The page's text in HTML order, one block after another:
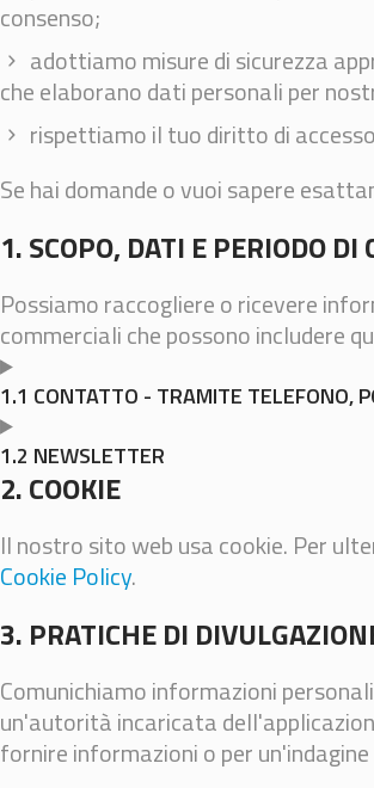
consenso;
adottiamo misure di sicurezza
che elaborano dati personali per
rispettiamo il tuo diritto di
Se hai domande o vuoi sapere
1. SCOPO, DATI E PERIODO DI
Possiamo raccogliere o ricevere
commerciali che possono includere
1.1 CONTATTO - TRAMITE TELEFONO,
1.2 NEWSLETTER
2. COOKIE
Il nostro sito web usa cookie. Per
Cookie Policy.
3. PRATICHE DI
Comunichiamo informazioni
un'autorità incaricata
fornire informazioni o per